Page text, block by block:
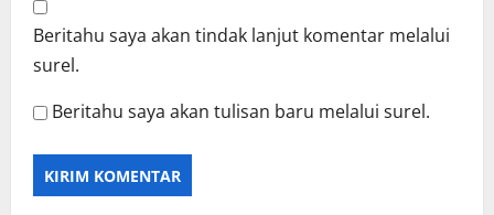
Beritahu saya akan tindak lanjut komentar melalui
surel.
Beritahu saya akan tulisan baru melalui surel.